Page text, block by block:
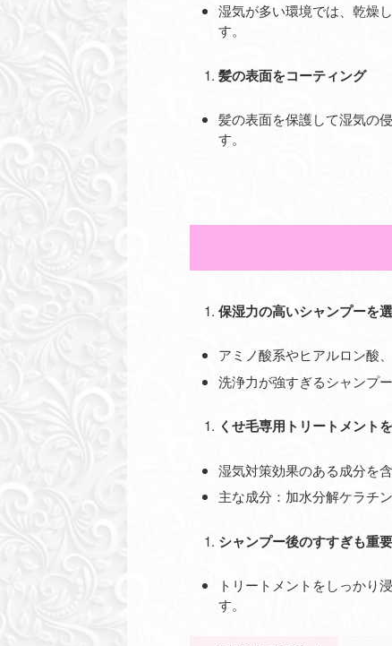
湿気が多い環境では、乾燥
す。
髪の表面をコーティング
髪の表面を保護して湿気の
す。
保湿力の高いシャンプーを
アミノ酸系やヒアルロン酸
洗浄力が強すぎるシャンプ
くせ毛専用トリートメント
湿気対策効果のある成分を
主な成分：加水分解ケラチ
シャンプー後のすすぎも重要
トリートメントをしっかり
す。